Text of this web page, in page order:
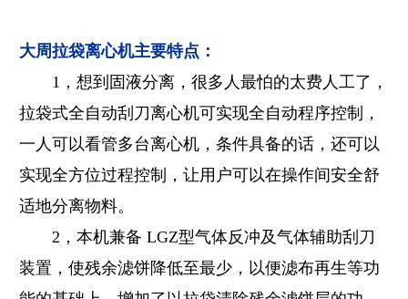
大周拉袋离心机主要特点：
1，想到固液分离，很多人最怕的太费人工了，
拉袋式全自动刮刀离心机可实现全自动程序控制，
一人可以看管多台离心机，条件具备的话，还可以
实现全方位过程控制，让用户可以在操作间安全舒
适地分离物料。
2，本机兼备 LGZ型气体反冲及气体辅助刮刀
装置，使残余滤饼降低至最少，以便滤布再生等功